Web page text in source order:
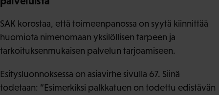
SAK korostaa, että toimeenpanossa on syytä kiinnittää
huomiota nimenomaan yksilöllisen tarpeen ja
tarkoituksenmukaisen palvelun tarjoamiseen.
Esitysluonnoksessa on asiavirhe sivulla 67. Siinä
todetaan: ”Esimerkiksi palkkatuen on todettu edistävän